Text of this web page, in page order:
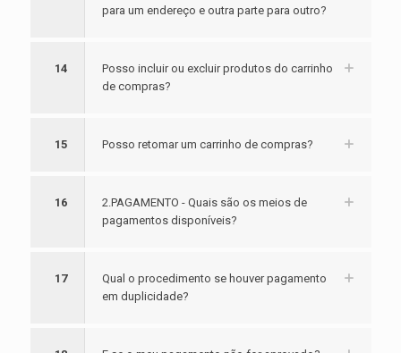
para um endereço e outra parte para outro?
14
Posso incluir ou excluir produtos do carrinho
de compras?
15 Posso retomar um carrinho de compras?
16
2.PAGAMENTO - Quais são os meios de
pagamentos disponíveis?
17
Qual o procedimento se houver pagamento
em duplicidade?